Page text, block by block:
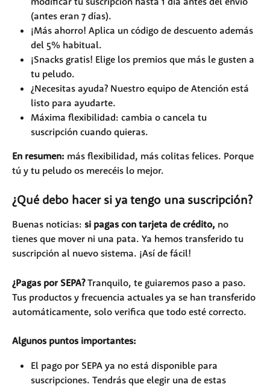
(antes eran 7 días).
¡Más ahorro! Aplica un código de descuento además
del 5% habitual.
¡Snacks gratis! Elige los premios que más le gusten a
tu peludo.
¿Necesitas ayuda? Nuestro equipo de Atención está
listo para ayudarte.
Máxima flexibilidad: cambia o cancela tu
suscripción cuando quieras.
En resumen: más flexibilidad, más colitas felices. Porque
tú y tu peludo os merecéis lo mejor.
¿Qué debo hacer si ya tengo una suscripción?
Buenas noticias: si pagas con tarjeta de crédito, no
tienes que mover ni una pata. Ya hemos transferido tu
suscripción al nuevo sistema. ¡Así de fácil!
¿Pagas por SEPA? Tranquilo, te guiaremos paso a paso.
Tus productos y frecuencia actuales ya se han transferido
automáticamente, solo verifica que todo esté correcto.
Algunos puntos importantes:
El pago por SEPA ya no está disponible para
suscripciones. Tendrás que elegir una de estas